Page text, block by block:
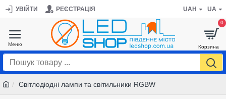
УВІЙТИ РЕЄСТРАЦІЯ UAH UA
0
Світлодіодні лампи та світильники RGBW